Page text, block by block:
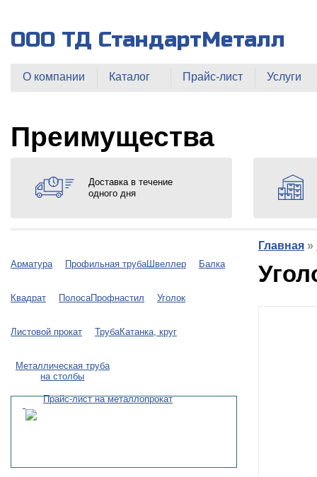
ООО ТД СтандартМеталл
О компании Каталог Прайс-лист Услуги
Преимущества
Доставка в течение
одного дня
Арматура Профильная трубаШвеллер Балка
Квадрат ПолосаПрофнастил Уголок
Листовой прокат ТрубаКатанка, круг
Металлическая труба
на столбы
Прайс-лист на металлопрокат
Главная »